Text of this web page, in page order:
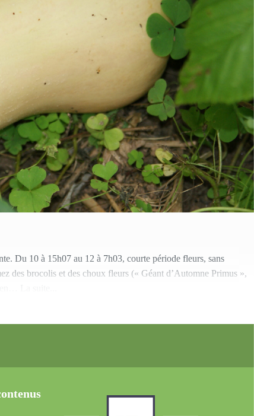
Du 10 à 15h07 au 12 à 7h03, courte période fleurs, sans
des brocolis et des choux fleurs (« Géant d’Automne Primus »,